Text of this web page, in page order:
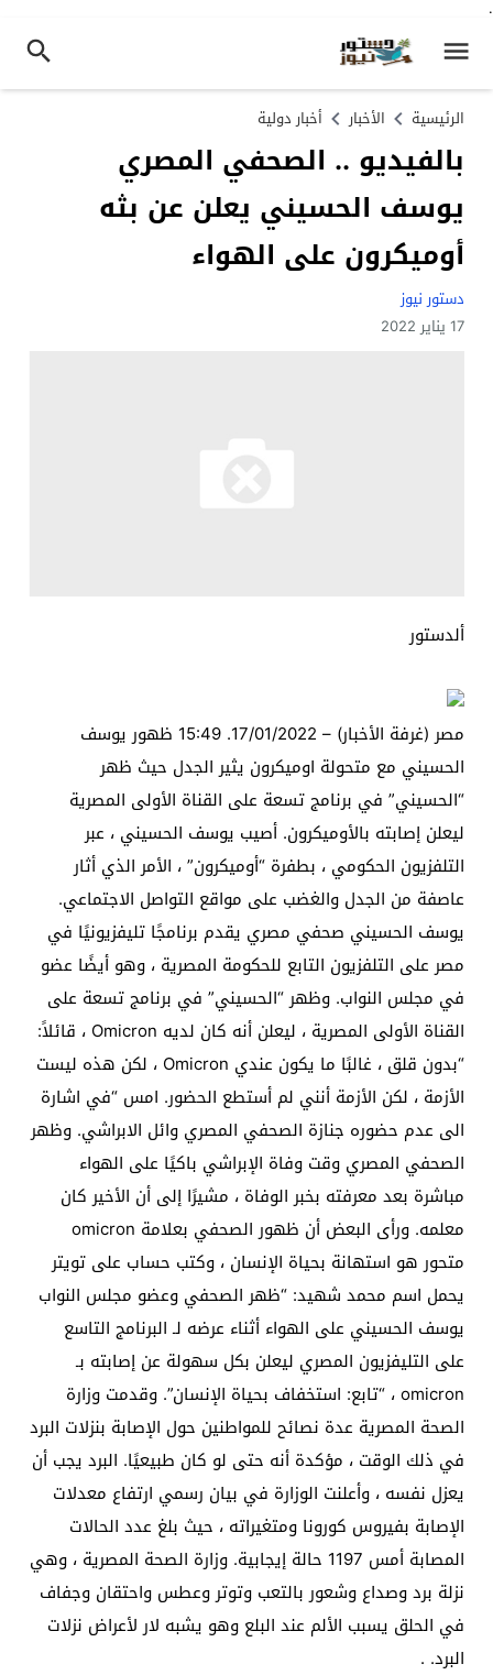
.
الرئيسية الأخبار أخبار دولية
بالفيديو .. الصحفي المصري
يوسف الحسيني يعلن عن بثه
أوميكرون على الهواء
دستور نيوز
17 يناير 2022
ألدستور
مصر (غرفة الأخبار) – 17/01/2022. 15:49 ظهور يوسف
الحسيني مع متحولة اوميكرون يثير الجدل حيث ظهر
“الحسيني” في برنامج تسعة على القناة الأولى المصرية
ليعلن إصابته بالأوميكرون. أصيب يوسف الحسيني ، عبر
التلفزيون الحكومي ، بطفرة “أوميكرون” ، الأمر الذي أثار
عاصفة من الجدل والغضب على مواقع التواصل الاجتماعي.
يوسف الحسيني صحفي مصري يقدم برنامجًا تليفزيونيًا في
مصر على التلفزيون التابع للحكومة المصرية ، وهو أيضًا عضو
في مجلس النواب. وظهر “الحسيني” في برنامج تسعة على
القناة الأولى المصرية ، ليعلن أنه كان لديه Omicron ، قائلاً:
“بدون قلق ، غالبًا ما يكون عندي Omicron ، لكن هذه ليست
الأزمة ، لكن الأزمة أنني لم أستطع الحضور. امس “في اشارة
الى عدم حضوره جنازة الصحفي المصري وائل الابراشي. وظهر
الصحفي المصري وقت وفاة الإبراشي باكيًا على الهواء
مباشرة بعد معرفته بخبر الوفاة ، مشيرًا إلى أن الأخير كان
معلمه. ورأى البعض أن ظهور الصحفي بعلامة omicron
متحور هو استهانة بحياة الإنسان ، وكتب حساب على تويتر
يحمل اسم محمد شهيد: “ظهر الصحفي وعضو مجلس النواب
يوسف الحسيني على الهواء أثناء عرضه لـ البرنامج التاسع
على التليفزيون المصري ليعلن بكل سهولة عن إصابته بـ
omicron ، “تابع: استخفاف بحياة الإنسان”. وقدمت وزارة
الصحة المصرية عدة نصائح للمواطنين حول الإصابة بنزلات البرد
في ذلك الوقت ، مؤكدة أنه حتى لو كان طبيعيًا. البرد يجب أن
يعزل نفسه ، وأعلنت الوزارة في بيان رسمي ارتفاع معدلات
الإصابة بفيروس كورونا ومتغيراته ، حيث بلغ عدد الحالات
المصابة أمس 1197 حالة إيجابية. وزارة الصحة المصرية ، وهي
نزلة برد وصداع وشعور بالتعب وتوتر وعطس واحتقان وجفاف
في الحلق يسبب الألم عند البلع وهو يشبه لار لأعراض نزلات
البرد. .